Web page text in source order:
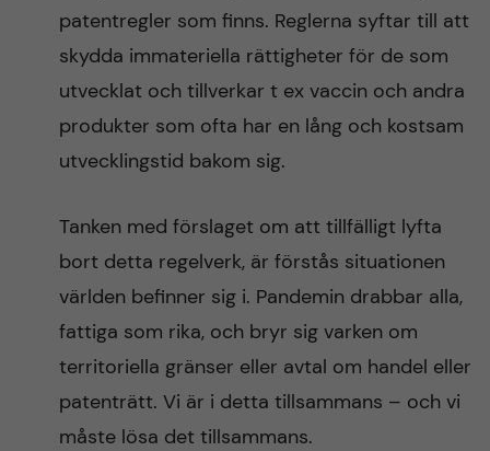
patentregler som finns. Reglerna syftar till att
skydda immateriella rättigheter för de som
utvecklat och tillverkar t ex vaccin och andra
produkter som ofta har en lång och kostsam
utvecklingstid bakom sig.
Tanken med förslaget om att tillfälligt lyfta
bort detta regelverk, är förstås situationen
världen befinner sig i. Pandemin drabbar alla,
fattiga som rika, och bryr sig varken om
territoriella gränser eller avtal om handel eller
patenträtt. Vi är i detta tillsammans – och vi
måste lösa det tillsammans.